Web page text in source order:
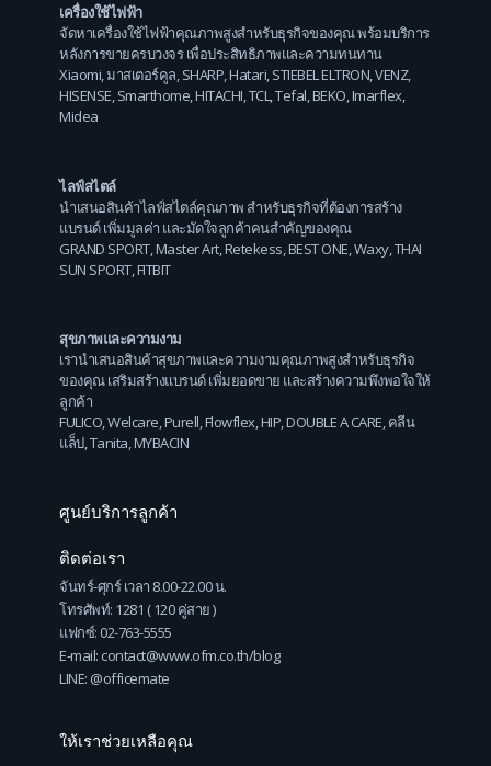
เครื่องใช้ไฟฟ้า
จัดหาเครื่องใช้ไฟฟ้าคุณภาพสูงสำหรับธุรกิจของคุณ พร้อมบริการ
หลังการขายครบวงจร เพื่อประสิทธิภาพและความทนทาน
Xiaomi,มาสเตอร์คูล,SHARP,Hatari,STIEBEL ELTRON,VENZ,
HISENSE,Smarthome,HITACHI,TCL,Tefal,BEKO,Imarflex,
Midea
ไลฟ์สไตล์
นำเสนอสินค้าไลฟ์สไตล์คุณภาพ สำหรับธุรกิจที่ต้องการสร้าง
แบรนด์ เพิ่มมูลค่า และมัดใจลูกค้าคนสำคัญของคุณ
GRAND SPORT, Master Art, Retekess BEST ONE Waxy, THAI
SUN SPORT, FITBIT
สุขภาพและความงาม
เรานำเสนอสินค้าสุขภาพและความงามคุณภาพสูงสำหรับธุรกิจ
ของคุณ เสริมสร้างแบรนด์ เพิ่มยอดขาย และสร้างความพึงพอใจให้
ลูกค้า
FULICO,Welcare,Purell,Flowflex,HIP,DOUBLE A CARE,คลีน
แล็ป,Tanita,MYBACIN
ศูนย์บริการลูกค้า
ติดต่อเรา
จันทร์-ศุกร์ เวลา 8.00-22.00 น.
โทรศัพท์: 1281 ( 120 คู่สาย )
แฟกซ์: 02-763-5555
E-mail: contact@www.ofm.co.th/blog
LINE: @officemate
ให้เราช่วยเหลือคุณ